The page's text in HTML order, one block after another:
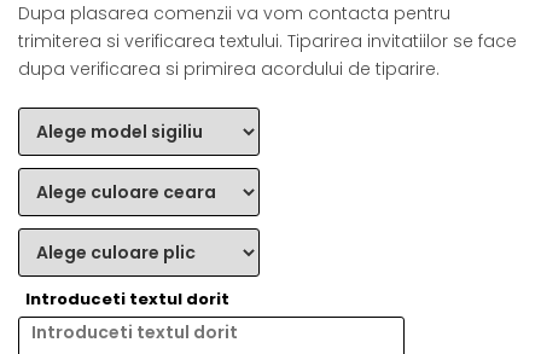
Dupa plasarea comenzii va vom contacta pentru
trimiterea si verificarea textului. Tiparirea invitatiilor se face
dupa verificarea si primirea acordului de tiparire.
Introduceti textul dorit